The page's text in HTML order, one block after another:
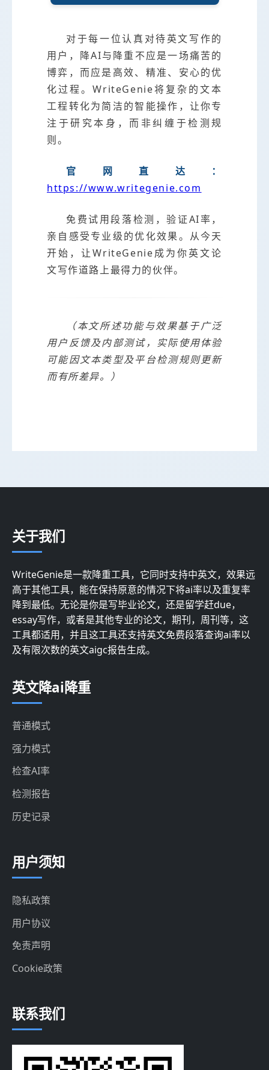
对于每一位认真对待英文写作的
用户，降AI与降重不应是一场痛苦的
博弈，而应是高效、精准、安心的优
化过程。WriteGenie将复杂的文本
工程转化为简洁的智能操作，让你专
注于研究本身，而非纠缠于检测规
则。
官网直达：
https://www.writegenie.com
免费试用段落检测，验证AI率，
亲自感受专业级的优化效果。从今天
开始，让WriteGenie成为你英文论
文写作道路上最得力的伙伴。
（本文所述功能与效果基于广泛
用户反馈及内部测试，实际使用体验
可能因文本类型及平台检测规则更新
而有所差异。）
关于我们
WriteGenie是一款降重工具，它同时支持中英文，效果远
高于其他工具，能在保持原意的情况下将ai率以及重复率
降到最低。无论是你是写毕业论文，还是留学赶due，
essay写作，或者是其他专业的论文，期刊，周刊等，这
工具都适用，并且这工具还支持英文免费段落查询ai率以
及有限次数的英文aigc报告生成。
英文降ai降重
普通模式
强力模式
检查AI率
检测报告
历史记录
用户须知
隐私政策
用户协议
免责声明
Cookie政策
联系我们